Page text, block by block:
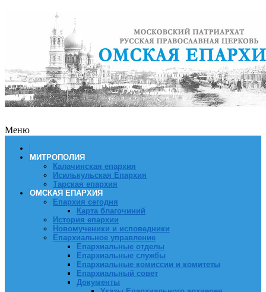
Меню
МИТРОПОЛИЯ
Калачинская епархия
Исилькульская Епархия
Тарская епархия
ОМСКАЯ ЕПАРХИЯ
Епархия сегодня
Карта благочиний
История епархии
Новомученики и исповедники
Епархиальное управление
Епархиальные отделы
Епархиальные службы
Епархиальные комиссии и комитеты
Епархиальный совет
Документы